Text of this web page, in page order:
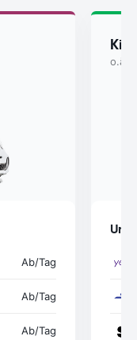
Ab/Tag
Ab/Tag
Ab/Tag
Kia
o.ä.